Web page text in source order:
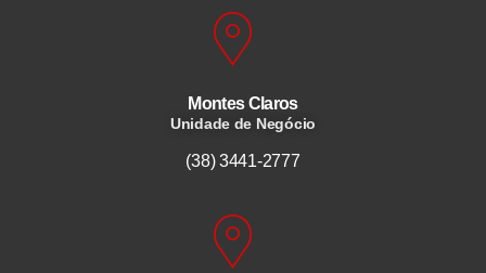
Montes Claros
Unidade de Negócio
(38) 3441-2777